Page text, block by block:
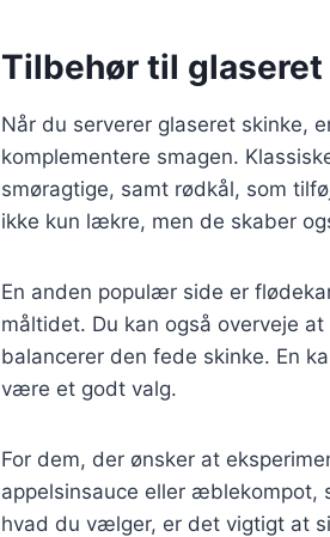
Tilbehør til glaseret
Når du serverer glaseret skinke,
komplementere smagen.
smøragtige, samt rødkål, som
ikke kun lækre, men de skaber
En anden populær side er
måltidet. Du kan også overveje
balancerer den fede skinke. En
være et godt valg.
For dem, der ønsker at
appelsinsauce eller æblekompot,
hvad du vælger, er det vigtigt at